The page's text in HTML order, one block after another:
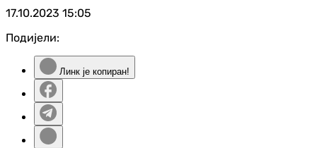
17.10.2023 15:05
Подијели:
Линк је копиран!